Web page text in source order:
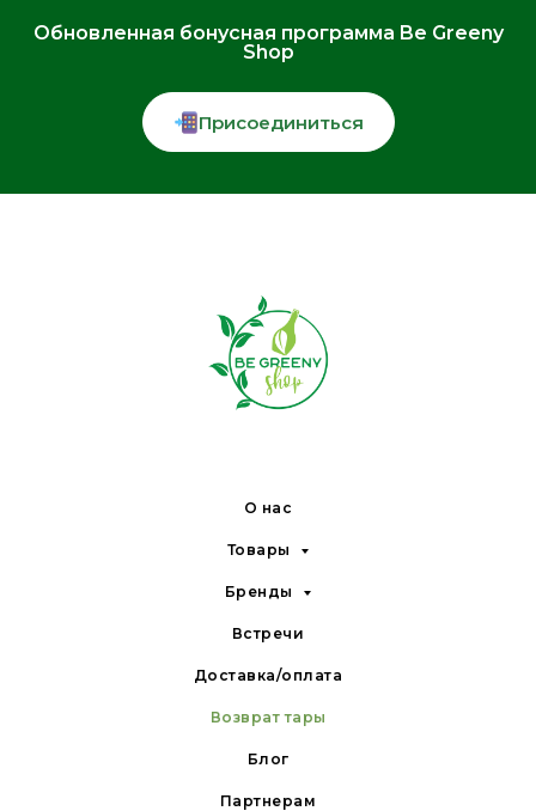
Обновленная бонусная программа Be Greeny
Shop
Присоединиться
О нас
Товары
Бренды
Встречи
Доставка/оплата
Возврат тары
Блог
Партнерам